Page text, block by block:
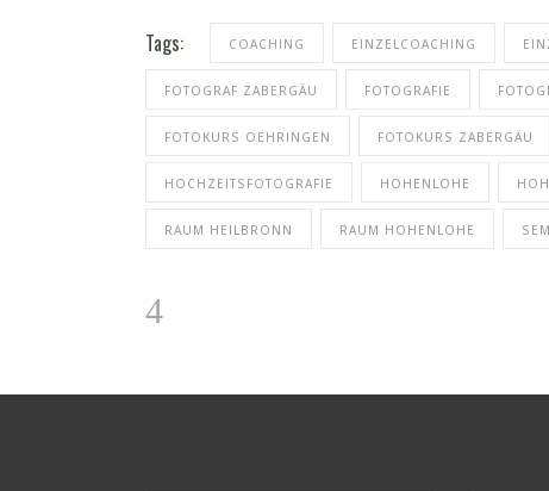
Tags: COACHING EINZELCOACHING
FOTOGRAF ZABERGÄU FOTOGRAFIE
FOTOKURS OEHRINGEN FOTOKURS ZABERGÄU
HOCHZEITSFOTOGRAFIE HOHENLOHE
RAUM HEILBRONN RAUM HOHENLOHE